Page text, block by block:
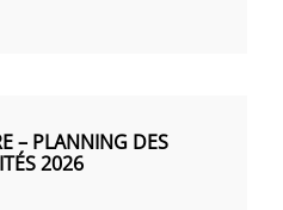
– PLANNING DES
2026